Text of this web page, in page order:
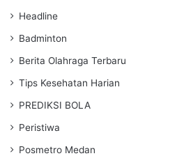
Headline
Badminton
Berita Olahraga Terbaru
Tips Kesehatan Harian
PREDIKSI BOLA
Peristiwa
Posmetro Medan